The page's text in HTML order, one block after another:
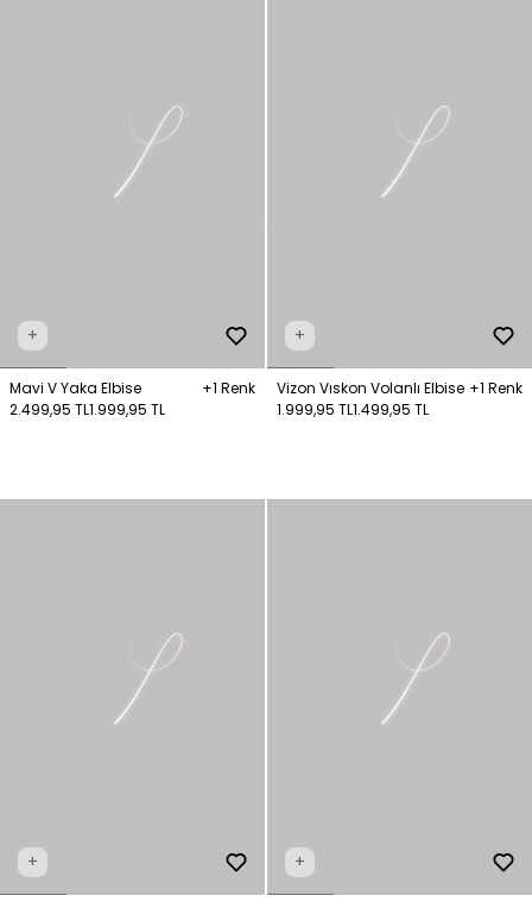
+
Mavi V Yaka Elbise
+1 Renk
2.499,95 TL1.999,95 TL
+
Vizon Vıskon Volanlı Elbise +1 Renk
1.999,95 TL1.499,95 TL
+ +